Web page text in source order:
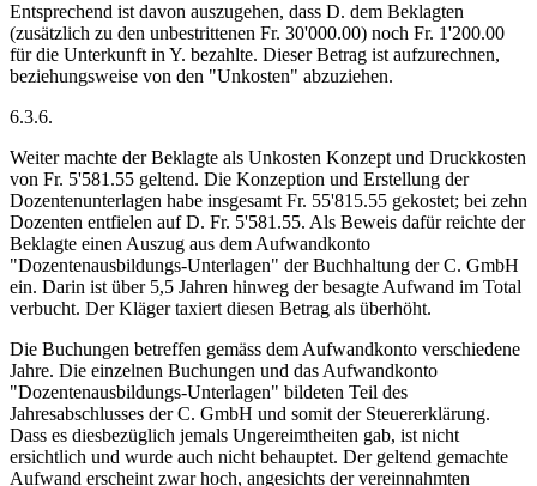
Entsprechend ist davon auszugehen, dass D. dem Beklagten
(zusätzlich zu den unbestrittenen Fr. 30'000.00) noch Fr. 1'200.00
für die Unterkunft in Y. bezahlte. Dieser Betrag ist aufzurechnen,
beziehungsweise von den "Unkosten" abzuziehen.
6.3.6.
Weiter machte der Beklagte als Unkosten Konzept und Druckkosten
von Fr. 5'581.55 geltend. Die Konzeption und Erstellung der
Dozentenunterlagen habe insgesamt Fr. 55'815.55 gekostet; bei zehn
Dozenten entfielen auf D. Fr. 5'581.55. Als Beweis dafür reichte der
Beklagte einen Auszug aus dem Aufwandkonto
"Dozentenausbildungs-Unterlagen" der Buchhaltung der C. GmbH
ein. Darin ist über 5,5 Jahren hinweg der besagte Aufwand im Total
verbucht. Der Kläger taxiert diesen Betrag als überhöht.
Die Buchungen betreffen gemäss dem Aufwandkonto verschiedene
Jahre. Die einzelnen Buchungen und das Aufwandkonto
"Dozentenausbildungs-Unterlagen" bildeten Teil des
Jahresabschlusses der C. GmbH und somit der Steuererklärung.
Dass es diesbezüglich jemals Ungereimtheiten gab, ist nicht
ersichtlich und wurde auch nicht behauptet. Der geltend gemachte
Aufwand erscheint zwar hoch, angesichts der vereinnahmten